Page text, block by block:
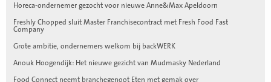
Horeca-ondernemer gezocht voor nieuwe Anne&Max Apeldoorn
Freshly Chopped sluit Master Franchisecontract met Fresh Food Fast
Company
Grote ambitie, ondernemers welkom bij backWERK
Anouk Hoogendijk: Het nieuwe gezicht van Mudmasky Nederland
Food Connect neemt branchegenoot Eten met gemak over